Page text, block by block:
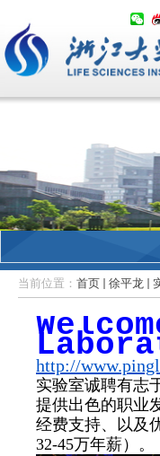
当前位置： 首页 徐平龙
http://
实验室诚聘有志
提供出色的职业
经费支持、以及
32-45万年薪）。